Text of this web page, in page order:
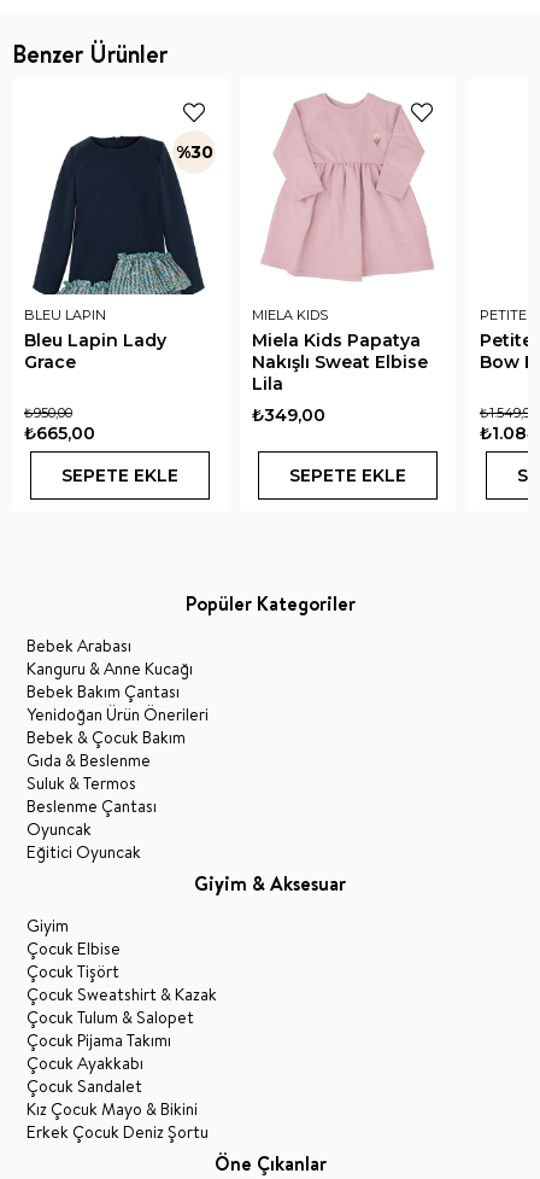
Benzer Ürünler
BLEU LAPIN
Bleu Lapin Lady
Grace
₺665,00
₺950,00
SEPETE EKLE
%30
MIELA KIDS
Miela Kids Papatya
Nakışlı Sweat Elbise
Lila
₺349,00
SEPETE EKLE
PETITE
Petite
Bow
₺1.549,90
Popüler Kategoriler
Bebek Arabası
Kanguru & Anne Kucağı
Bebek Bakım Çantası
Yenidoğan Ürün Önerileri
Bebek & Çocuk Bakım
Gıda & Beslenme
Suluk & Termos
Beslenme Çantası
Oyuncak
Eğitici Oyuncak
Giyim & Aksesuar
Giyim
Çocuk Elbise
Çocuk Tişört
Çocuk Sweatshirt & Kazak
Çocuk Tulum & Salopet
Çocuk Pijama Takımı
Çocuk Ayakkabı
Çocuk Sandalet
Kız Çocuk Mayo & Bikini
Erkek Çocuk Deniz Şortu
Öne Çıkanlar